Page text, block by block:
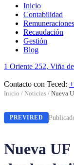
Inicio
Contabilidad
Remuneraciones
Recaudación
Gestión
Blog
1 Oriente 252, Viña
Contacto con Teced:
Inicio / Noticias / Nueva
PREVIRED
Nueva